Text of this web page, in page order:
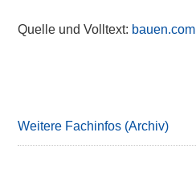
Quelle und Volltext: bauen.com
Weitere Fachinfos (Archiv)